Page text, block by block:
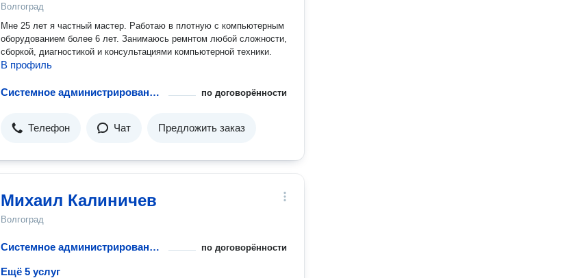
Волгоград
Мне 25 лет я частный мастер. Работаю в плотную с компьютерным
оборудованием более 6 лет. Занимаюсь ремнтом любой сложности,
сборкой, диагностикой и консультациями компьютерной техники.
В профиль
Системное администрирование 24/7 по договорённости
Телефон Чат Предложить заказ
Михаил Калиничев
Волгоград
Системное администрирование 24/7 по договорённости
Ещё 5 услуг